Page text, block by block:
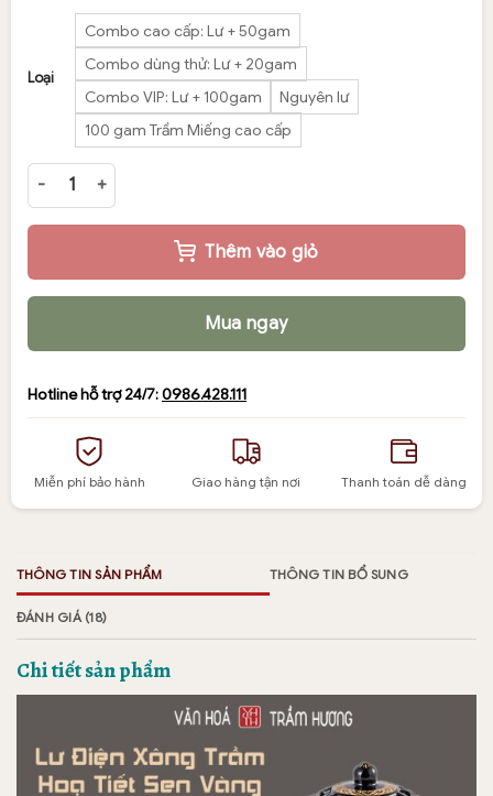
Loại
Combo cao cấp: Lư + 50gam
Combo dùng thử: Lư + 20gam
Combo VIP: Lư + 100gam
Nguyên lư
100 gam Trầm Miếng cao cấp
Lư xông trầm bằng điện hoạ tiết sen vàng số lượng
Thêm vào giỏ
Mua ngay
Hotline hỗ trợ 24/7:0986.428.111
Miễn phí bảo hành Giao hàng tận nơi Thanh toán dễ dàng
THÔNG TIN SẢN PHẨM THÔNG TIN BỔ SUNG
ĐÁNH GIÁ (18)
Chi tiết sản phẩm